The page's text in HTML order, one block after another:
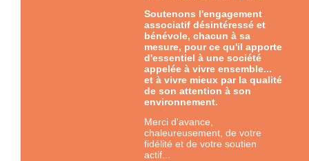
Soutenons l'engagement
associatif désintéressé et
bénévole, chacun à sa
mesure, pour ce qu'il apporte
d'essentiel à une société
appelée à vivre ensemble...
et à vivre mieux par la qualité
de son attention à son
environnement.
Merci d'avance,
chaleureusement, de votre
fidélité et de votre soutien
actif...